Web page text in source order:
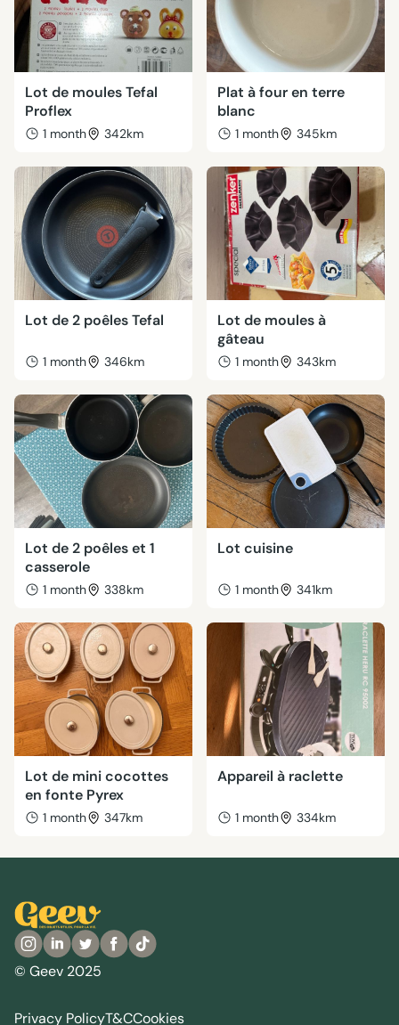
Lot de moules Tefal
Proflex
1 month 342km
Plat à four en terre
blanc
1 month 345km
Lot de 2 poêles Tefal
1 month 346km
Lot de moules à
gâteau
1 month 343km
Lot de 2 poêles et 1
casserole
1 month 338km
Lot cuisine
1 month 341km
Lot de mini cocottes
en fonte Pyrex
1 month 347km
Appareil à raclette
1 month 334km
© Geev 2025
Privacy PolicyT&CCookies